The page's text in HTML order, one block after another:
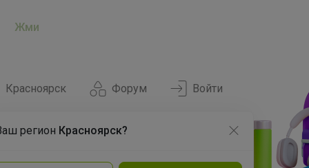
Жми
Форум
Красноярск
регион Красноярск?
Войти